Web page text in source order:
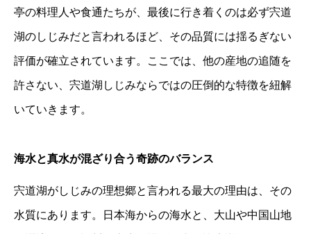
亭の料理人や食通たちが、最後に行き着くのは必ず宍道
湖のしじみだと言われるほど、その品質には揺るぎない
評価が確立されています。ここでは、他の産地の追随を
許さない、宍道湖しじみならではの圧倒的な特徴を紐解
いていきます。
海水と真水が混ざり合う奇跡のバランス
宍道湖がしじみの理想郷と言われる最大の理由は、その
水質にあります。日本海からの海水と、大山や中国山地